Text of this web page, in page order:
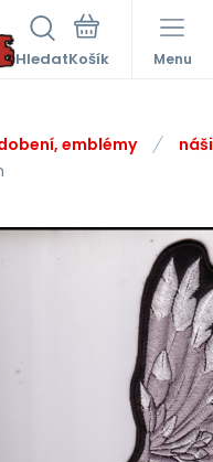
Hledat Menu
emblémy